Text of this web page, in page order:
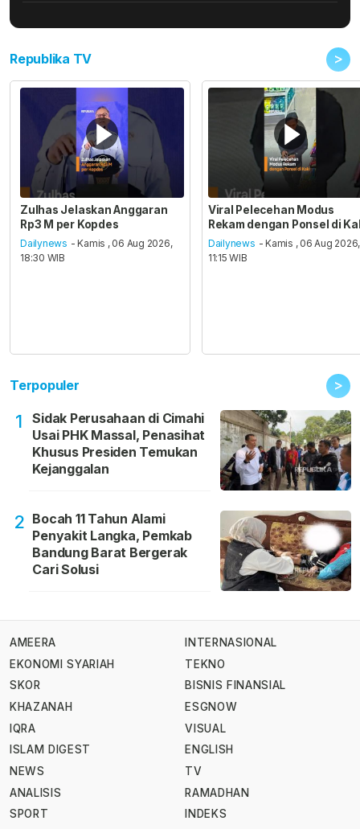
Republika TV >
Zulhas Jelaskan Anggaran
Rp3 M per Kopdes
Dailynews - Kamis , 06 Aug 2026,
18:30 WIB
Viral Pelecehan Modus
Rekam dengan Ponsel di
Dailynews - Kamis , 06 Aug 2026,
11:15 WIB
Terpopuler >
1
Sidak Perusahaan di Cimahi
Usai PHK Massal, Penasihat
Khusus Presiden Temukan
Kejanggalan
2 Bocah 11 Tahun Alami
Penyakit Langka, Pemkab
Bandung Barat Bergerak
Cari Solusi
AMEERA
EKONOMI SYARIAH
SKOR
KHAZANAH
IQRA
ISLAM DIGEST
NEWS
ANALISIS
SPORT
INTERNASIONAL
TEKNO
BISNIS FINANSIAL
ESGNOW
VISUAL
ENGLISH
TV
RAMADHAN
INDEKS